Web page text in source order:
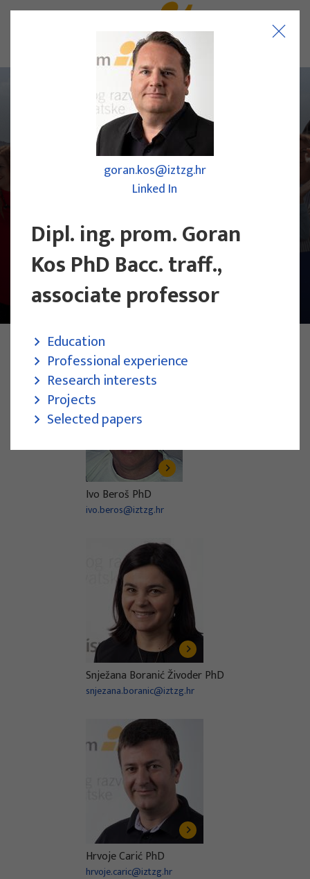
Research Team
PHOTO: ZAPOSLENICI INSTITUTA ZA TURIZAM
Ivo Beroš PhD
ivo.beros@iztzg.hr
Snježana Boranić Živoder PhD
snjezana.boranic@iztzg.hr
Hrvoje Carić PhD
hrvoje.caric@iztzg.hr
goran.kos@iztzg.hr
Linked In
Dipl. ing. prom. Goran
Kos PhD Bacc. traff.,
associate professor
Education
Professional experience
Research interests
Projects
Selected papers